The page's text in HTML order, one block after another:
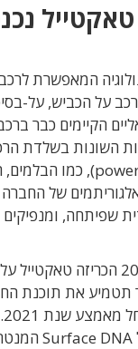
המאפשרת
על הכביש, על-
הקיימים כבר
השונות בשלדת
), כמו הבלמים,
של
שפיתחה,
בחודש ספטמבר 2020
תטמיע את תוכנת
שנת 2021.
Surface DNA